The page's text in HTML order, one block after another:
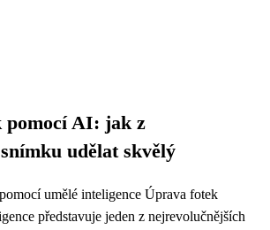
pomocí AI: jak z
udělat skvělý
umělé inteligence Úprava fotek
představuje jeden z nejrevolučnějších